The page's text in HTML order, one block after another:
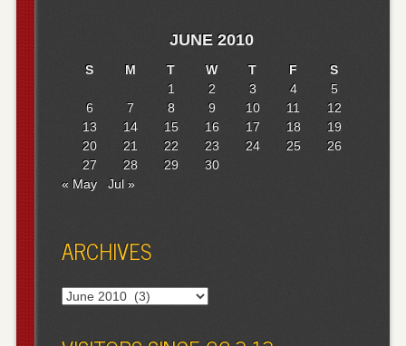
JUNE 2010
S M T W T F
S
1
2 3 4
5
6
7 8 9 10 11
12
13
14 15 16 17 18
19
20
21 22 23 24 25
26
27
28 29
30
« May
Jul »
ARCHIVES
Archives